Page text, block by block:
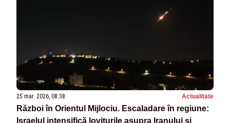
25 mar. 2026, 08:38 Actualitate
Război în Orientul Mijlociu. Escaladare în regiune:
Israelul intensifică loviturile asupra Iranului și